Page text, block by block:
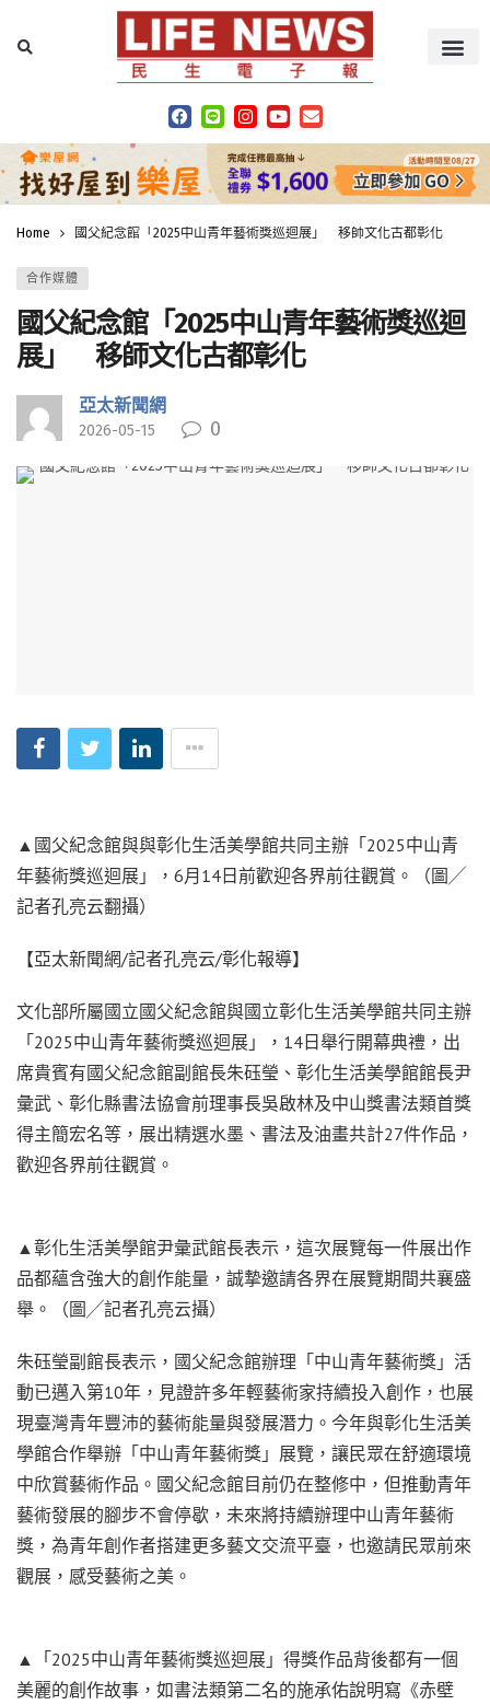
Home 國父紀念館「2025中山青年藝術獎巡迴展」 移師文化古都彰化
合作媒體
國父紀念館「2025中山青年藝術獎巡迴
展」 移師文化古都彰化
亞太新聞網
2026-05-15 0
▲國父紀念館與與彰化生活美學館共同主辦「2025中山青
年藝術獎巡迴展」，6月14日前歡迎各界前往觀賞。（圖╱
記者孔亮云翻攝）
【亞太新聞網/記者孔亮云/彰化報導】
文化部所屬國立國父紀念館與國立彰化生活美學館共同主辦
「2025中山青年藝術獎巡迴展」，14日舉行開幕典禮，出
席貴賓有國父紀念館副館長朱砡瑩、彰化生活美學館館長尹
彙武、彰化縣書法協會前理事長吳啟林及中山獎書法類首獎
得主簡宏名等，展出精選水墨、書法及油畫共計27件作品，
歡迎各界前往觀賞。
▲彰化生活美學館尹彙武館長表示，這次展覽每一件展出作
品都蘊含強大的創作能量，誠摯邀請各界在展覽期間共襄盛
舉。（圖╱記者孔亮云攝）
朱砡瑩副館長表示，國父紀念館辦理「中山青年藝術獎」活
動已邁入第10年，見證許多年輕藝術家持續投入創作，也展
現臺灣青年豐沛的藝術能量與發展潛力。今年與彰化生活美
學館合作舉辦「中山青年藝術獎」展覽，讓民眾在舒適環境
中欣賞藝術作品。國父紀念館目前仍在整修中，但推動青年
藝術發展的腳步不會停歇，未來將持續辦理中山青年藝術
獎，為青年創作者搭建更多藝文交流平臺，也邀請民眾前來
觀展，感受藝術之美。
▲「2025中山青年藝術獎巡迴展」得獎作品背後都有一個
美麗的創作故事，如書法類第二名的施承佑說明寫《赤壁